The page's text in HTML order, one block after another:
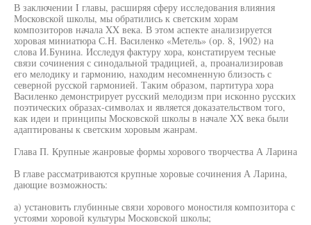
В заключении I главы, расширяя сферу исследования влияния
Московской школы, мы обратились к светским хорам
композиторов начала XX века. В этом аспекте анализируется
хоровая миниатюра С.Н. Василенко «Метель» (ор. 8, 1902) на
слова И.Бунина. Исследуя фактуру хора, констатируем тесные
связи сочинения с синодальной традицией, а, проанализировав
его мелодику и гармонию, находим несомненную близость с
северной русской гармонией. Таким образом, партитура хора
Василенко демонстрирует русский мелодизм при исконно русских
поэтических образах-символах и является доказательством того,
как идеи и принципы Московской школы в начале XX века были
адаптированы к светским хоровым жанрам.
Глава П. Крупные жанровые формы хорового творчества А Ларина
В главе рассматриваются крупные хоровые сочинения А Ларина,
дающие возможность:
а) установить глубинные связи хорового моностиля композитора с
устоями хоровой культуры Московской школы;